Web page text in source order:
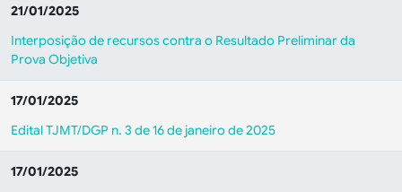
21/01/2025
Interposição de recursos contra o Resultado Preliminar da
Prova Objetiva
17/01/2025
Edital TJMT/DGP n. 3 de 16 de janeiro de 2025
17/01/2025